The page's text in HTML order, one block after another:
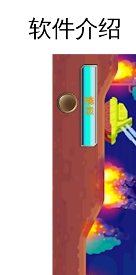
软件介绍